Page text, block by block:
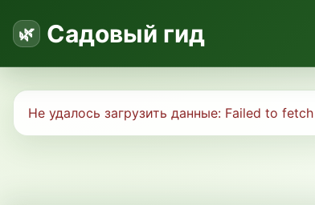
Садовый гид
Не удалось загрузить данные: Failed to fetch